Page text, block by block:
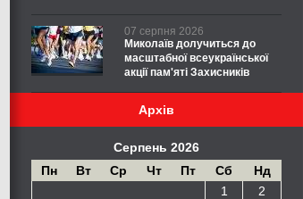
07 серпня 2026
Миколаїв долучиться до
масштабної всеукраїнської
акції пам'яті Захисників
Архів
Серпень 2026
Пн
Вт Ср Чт Пт Сб
Нд
1
2